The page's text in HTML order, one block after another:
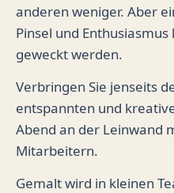
anderen weniger. Aber
Pinsel und
geweckt werden.
Verbringen Sie jenseits
entspannten und
Abend an der Leinwand
Mitarbeitern.
Gemalt wird in kleinen